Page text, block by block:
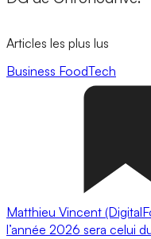
Articles les plus lus
Business FoodTech
Matthieu Vincent
l’année 2026 sera celui